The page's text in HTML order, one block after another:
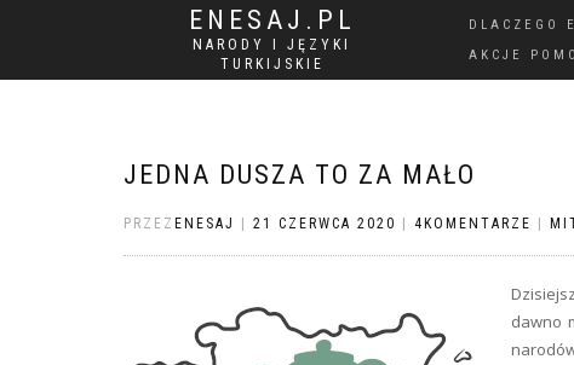
ENESAJ.PL
NARODY I JĘZYKI
TURKIJSKIE
DLACZEGO
AKCJE
JEDNA DUSZA TO ZA MAŁO
PRZEZ ENESAJ 21 CZERWCA 2020 4KOMENTARZE
dawno